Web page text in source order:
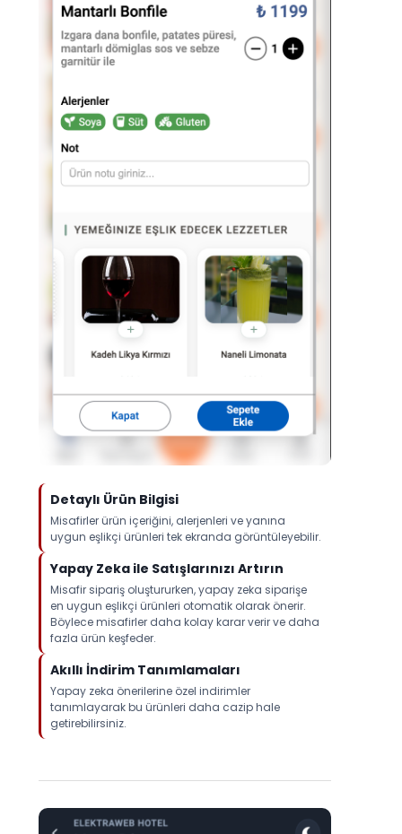
Detaylı Ürün Bilgisi
Misafirler ürün içeriğini, alerjenleri ve yanına
uygun eşlikçi ürünleri tek ekranda görüntüleyebilir.
Yapay Zeka ile Satışlarınızı Artırın
Misafir sipariş oluştururken, yapay zeka siparişe
en uygun eşlikçi ürünleri otomatik olarak önerir.
Böylece misafirler daha kolay karar verir ve daha
fazla ürün keşfeder.
Akıllı İndirim Tanımlamaları
Yapay zeka önerilerine özel indirimler
tanımlayarak bu ürünleri daha cazip hale
getirebilirsiniz.